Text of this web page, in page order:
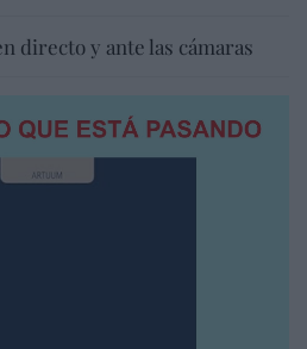
directo y ante las cámaras